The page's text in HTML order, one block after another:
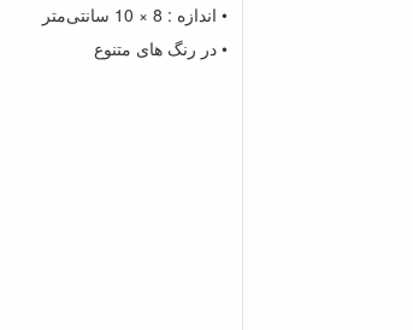
• اندازه : 8 × 10 سانتی‌متر
• در رنگ های متنوع